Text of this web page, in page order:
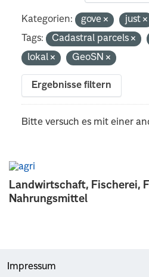
Landwirtschaft, Fischerei,
Nahrungsmittel
Kategorien: gove just
Tags:
Cadastral parcels
lokal
GeoSN
Ergebnisse filtern
Bitte versuch es mit einer
Impressum